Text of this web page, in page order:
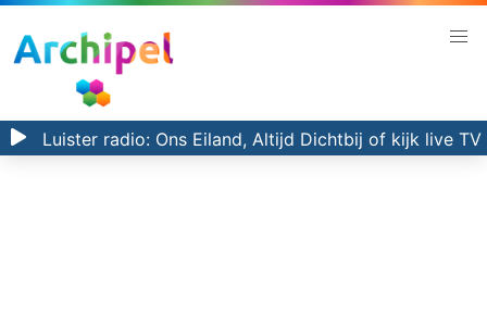
Luister radio: Ons Eiland, Altijd Dichtbij of kijk live TV